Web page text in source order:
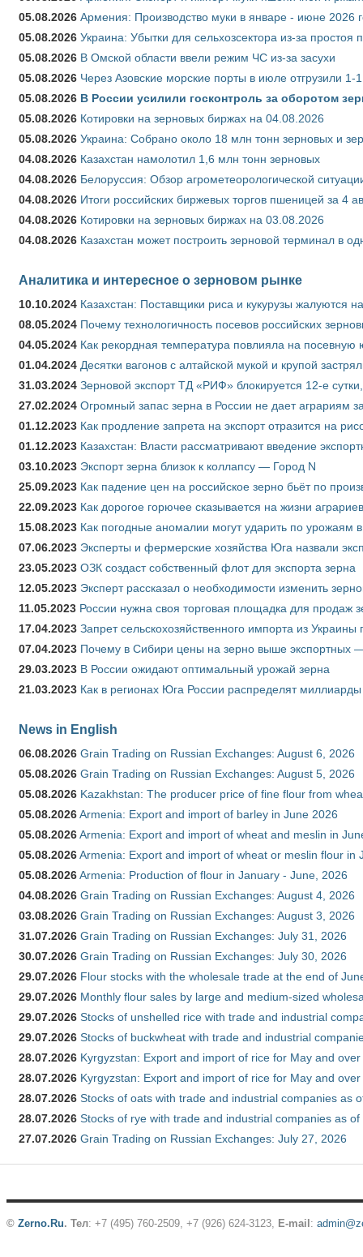
05.08.2026 Армения: Производство муки в январе - июне 2026
05.08.2026 Украина: Убытки для сельхозсектора из-за простоя
05.08.2026 В Омской области ввели режим ЧС из-за засухи
05.08.2026 Через Азовские морские порты в июле отгрузили
05.08.2026 В России усилили госконтроль за оборотом
05.08.2026 Котировки на зерновых биржах на 04.08.2026
05.08.2026 Украина: Собрано около 18 млн тонн зерновых и
04.08.2026 Казахстан намолотил 1,6 млн тонн зерновых
04.08.2026 Белоруссия: Обзор агрометеорологической
04.08.2026 Итоги российских биржевых торгов пшеницей за 4
04.08.2026 Котировки на зерновых биржах на 03.08.2026
04.08.2026 Казахстан может построить зерновой терминал в
Аналитика и интересное о зерновом рынке
10.10.2024 Казахстан: Поставщики риса и кукурузы жалуются
08.05.2024 Почему технологичность посевов российских
04.05.2024 Как рекордная температура повлияла на
01.04.2024 Десятки вагонов с алтайской мукой и крупой
31.03.2024 Зерновой экспорт ТД «РИФ» блокируется 12-е
27.02.2024 Огромный запас зерна в России не дает аграриям
01.12.2023 Как продление запрета на экспорт отразится на
01.12.2023 Казахстан: Власти рассматривают введение
03.10.2023 Экспорт зерна близок к коллапсу — Город N
25.09.2023 Как падение цен на российское зерно бьёт по
22.09.2023 Как дорогое горючее сказывается на жизни аграриев
15.08.2023 Как погодные аномалии могут ударить по урожаям
07.06.2023 Эксперты и фермерские хозяйства Юга назвали
23.05.2023 ОЗК создаст собственный флот для экспорта зерна
12.05.2023 Эксперт рассказал о необходимости изменить
11.05.2023 России нужна своя торговая площадка для продаж
17.04.2023 Запрет сельскохозяйственного импорта из
07.04.2023 Почему в Сибири цены на зерно выше экспортных
29.03.2023 В России ожидают оптимальный урожай зерна
21.03.2023 Как в регионах Юга России распределят
News in English
06.08.2026 Grain Trading on Russian Exchanges: August 6, 2026
05.08.2026 Grain Trading on Russian Exchanges: August 5, 2026
05.08.2026 Kazakhstan: The producer price of fine flour from
05.08.2026Armenia: Export and import of barley in June 2026
05.08.2026Armenia: Export and import of wheat and meslin in
05.08.2026Armenia: Export and import of wheat or meslin flour in
05.08.2026Armenia: Production of flour in January - June, 2026
04.08.2026 Grain Trading on Russian Exchanges: August 4, 2026
03.08.2026 Grain Trading on Russian Exchanges: August 3, 2026
31.07.2026 Grain Trading on Russian Exchanges: July 31, 2026
30.07.2026 Grain Trading on Russian Exchanges: July 30, 2026
29.07.2026 Flour stocks with the wholesale trade at the end of
29.07.2026 Monthly flour sales by large and medium-sized
29.07.2026 Stocks of unshelled rice with trade and industrial
29.07.2026 Stocks of buckwheat with trade and industrial
28.07.2026 Kyrgyzstan: Export and import of rice for May and
28.07.2026 Kyrgyzstan: Export and import of rice for May and
28.07.2026 Stocks of oats with trade and industrial companies as
28.07.2026 Stocks of rye with trade and industrial companies as
27.07.2026 Grain Trading on Russian Exchanges: July 27, 2026
© Zerno.Ru. Тел: +7 (495) 760-2509, +7 (926) 624-3123, E-mail :